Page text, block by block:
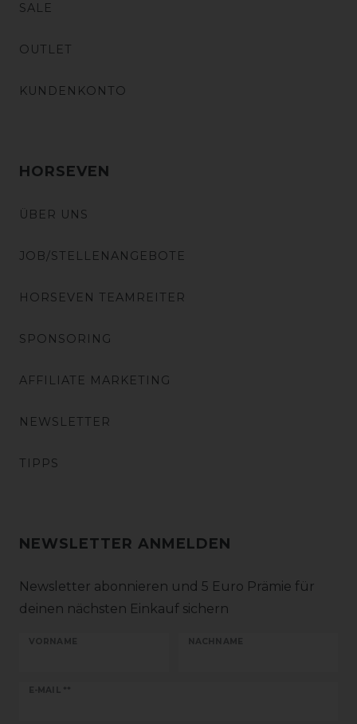
SALE
OUTLET
KUNDENKONTO
HORSEVEN
ÜBER UNS
JOB/STELLENANGEBOTE
HORSEVEN TEAMREITER
SPONSORING
AFFILIATE MARKETING
NEWSLETTER
TIPPS
NEWSLETTER ANMELDEN
Newsletter abonnieren und 5 Euro Prämie für
deinen nächsten Einkauf sichern
VORNAME NACHNAME
E-MAIL **
Newsletter